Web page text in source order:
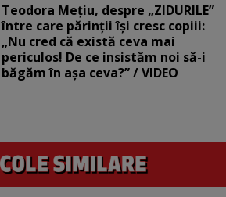
Teodora Mețiu, despre „ZIDURILE”
între care părinții își cresc copiii:
„Nu cred că există ceva mai
periculos! De ce insistăm noi să-i
băgăm în așa ceva?” / VIDEO